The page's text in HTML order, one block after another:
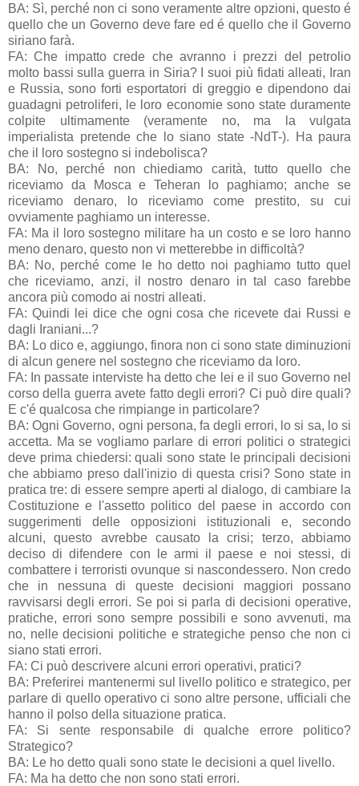
BA: Sì, perché non ci sono veramente altre opzioni, questo é
quello che un Governo deve fare ed é quello che il Governo
siriano farà.
FA: Che impatto crede che avranno i prezzi del petrolio
molto bassi sulla guerra in Siria? I suoi più fidati alleati, Iran
e Russia, sono forti esportatori di greggio e dipendono dai
guadagni petroliferi, le loro economie sono state duramente
colpite ultimamente (veramente no, ma la vulgata
imperialista pretende che lo siano state -NdT-). Ha paura
che il loro sostegno si indebolisca?
BA: No, perché non chiediamo carità, tutto quello che
riceviamo da Mosca e Teheran lo paghiamo; anche se
riceviamo denaro, lo riceviamo come prestito, su cui
ovviamente paghiamo un interesse.
FA: Ma il loro sostegno militare ha un costo e se loro hanno
meno denaro, questo non vi metterebbe in difficoltà?
BA: No, perché come le ho detto noi paghiamo tutto quel
che riceviamo, anzi, il nostro denaro in tal caso farebbe
ancora più comodo ai nostri alleati.
FA: Quindi lei dice che ogni cosa che ricevete dai Russi e
dagli Iraniani...?
BA: Lo dico e, aggiungo, finora non ci sono state diminuzioni
di alcun genere nel sostegno che riceviamo da loro.
FA: In passate interviste ha detto che lei e il suo Governo nel
corso della guerra avete fatto degli errori? Ci può dire quali?
E c'é qualcosa che rimpiange in particolare?
BA: Ogni Governo, ogni persona, fa degli errori, lo si sa, lo si
accetta. Ma se vogliamo parlare di errori politici o strategici
deve prima chiedersi: quali sono state le principali decisioni
che abbiamo preso dall'inizio di questa crisi? Sono state in
pratica tre: di essere sempre aperti al dialogo, di cambiare la
Costituzione e l'assetto politico del paese in accordo con
suggerimenti delle opposizioni istituzionali e, secondo
alcuni, questo avrebbe causato la crisi; terzo, abbiamo
deciso di difendere con le armi il paese e noi stessi, di
combattere i terroristi ovunque si nascondessero. Non credo
che in nessuna di queste decisioni maggiori possano
ravvisarsi degli errori. Se poi si parla di decisioni operative,
pratiche, errori sono sempre possibili e sono avvenuti, ma
no, nelle decisioni politiche e strategiche penso che non ci
siano stati errori.
FA: Ci può descrivere alcuni errori operativi, pratici?
BA: Preferirei mantenermi sul livello politico e strategico, per
parlare di quello operativo ci sono altre persone, ufficiali che
hanno il polso della situazione pratica.
FA: Si sente responsabile di qualche errore politico?
Strategico?
BA: Le ho detto quali sono state le decisioni a quel livello.
FA: Ma ha detto che non sono stati errori.